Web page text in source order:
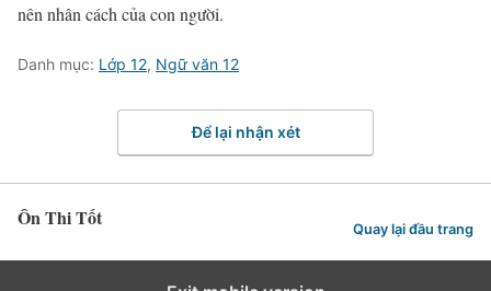
nên nhân cách của con người.
Danh mục: Lớp 12, Ngữ văn 12
Để lại nhận xét
Ôn Thi Tốt Quay lại đầu trang